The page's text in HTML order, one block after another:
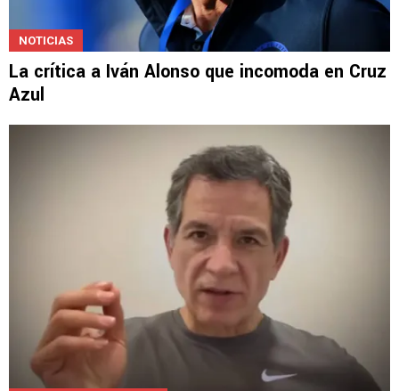
NOTICIAS
La crítica a Iván Alonso que incomoda en Cruz
Azul